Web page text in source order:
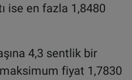
ise en fazla 1,8480
4,3 sentlik bir
fiyat 1,7830